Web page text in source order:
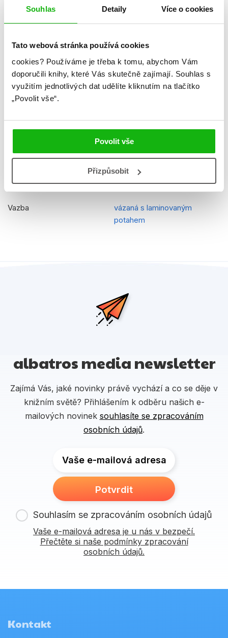
Souhlas Detaily Více o cookies
Tato webová stránka používá cookies
cookies? Používáme je třeba k tomu, abychom Vám
doporučili knihy, které Vás skutečně zajímají. Souhlas s
využitím jednotlivých dat udělíte kliknutím na tlačítko
„Povolit vše“.
Povolit vše
Přizpůsobit
Hmotnost 0,377 kg
Řady Šmoulové
Smurfs - Character Series
Původní jazyk angličtina
EAN 9788025260807
Čtyři pohádky
Vazba
vázaná s laminovaným
potahem
albatros media newsletter
Zajímá Vás, jaké novinky právě vychází a co se děje v
knižním světě? Přihlášením k odběru našich e-
mailových novinek souhlasíte se zpracováním
osobních údajů.
Vaše e-mailová adresa
Potvrdit
Souhlasím se zpracováním osobních údajů
Vaše e-mailová adresa je u nás v bezpečí.
Přečtěte si naše podmínky zpracování
osobních údajů.
Kontakt